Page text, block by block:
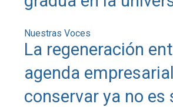
Nuestras Voces
La regeneración
agenda
conservar ya no es